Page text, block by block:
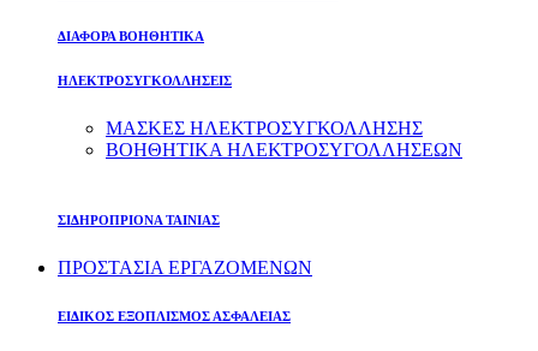
ΔΙΑΦΟΡΑ ΒΟΗΘΗΤΙΚΑ
ΗΛΕΚΤΡΟΣΥΓΚΟΛΛΗΣΕΙΣ
ΜΑΣΚΕΣ ΗΛΕΚΤΡΟΣΥΓΚΟΛΛΗΣΗΣ
ΒΟΗΘΗΤΙΚΑ ΗΛΕΚΤΡΟΣΥΓΟΛΛΗΣΕΩΝ
ΣΙΔΗΡΟΠΡΙΟΝΑ ΤΑΙΝΙΑΣ
ΠΡΟΣΤΑΣΙΑ ΕΡΓΑΖΟΜΕΝΩΝ
ΕΙΔΙΚΟΣ ΕΞΟΠΛΙΣΜΟΣ ΑΣΦΑΛΕΙΑΣ